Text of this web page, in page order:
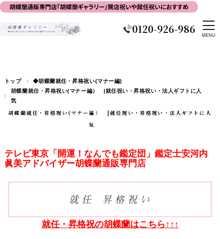
0120-926-986
トップ
◆胡蝶蘭就任・昇格祝い(マナー編)
胡蝶蘭就任・昇格祝い(マナー編） |就任祝い・昇格祝い・法人ギフトに人
気
胡蝶蘭就任・昇格祝い(マナー編） |就任祝い・昇格祝い・法人ギフトに人
気
テレビ東京「開運！なんでも鑑定団」鑑定士安河内
眞美アドバイザー胡蝶蘭通販専門店
就任・昇格祝の胡蝶蘭はこちら↑↑↑